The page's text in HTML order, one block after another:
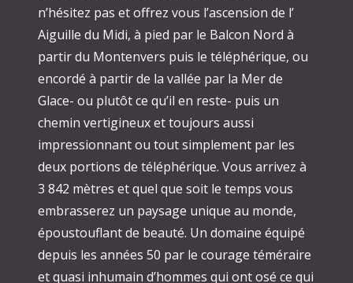
n’hésitez pas et offrez vous l’ascension de l’
Aiguille du Midi, à pied par le Balcon Nord à
partir du Montenvers puis le téléphérique, ou
encordé à partir de la vallée par la Mer de
Glace- ou plutôt ce qu’il en reste- puis un
chemin vertigineux et toujours aussi
impressionnant ou tout simplement par les
deux portions de téléphérique. Vous arrivez à
3 842 mètres et quel que soit le temps vous
embrasserez un paysage unique au monde,
époustouflant de beauté. Un domaine équipé
depuis les années 50 par le courage téméraire
et quasi inhumain d’hommes qui ont osé ce qui